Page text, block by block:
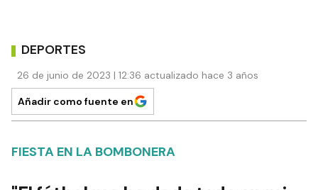
DEPORTES
26 de junio de 2023 | 12:36 actualizado hace 3 años
Añadir como fuente en
FIESTA EN LA BOMBONERA